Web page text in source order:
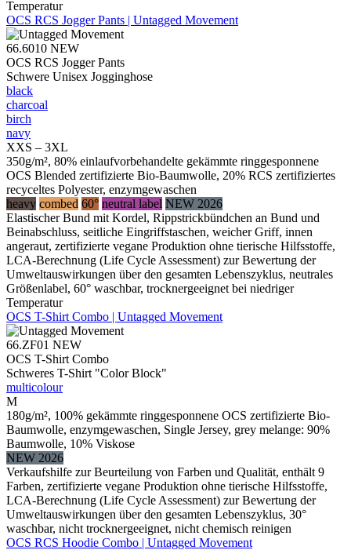
Temperatur
OCS RCS Jogger Pants | Untagged Movement
66.6010 NEW
OCS RCS Jogger Pants
Schwere Unisex Jogginghose
black
charcoal
birch
navy
XXS – 3XL
350g/m², 80% einlaufvorbehandelte gekämmte ringgesponnene
OCS Blended zertifizierte Bio-Baumwolle, 20% RCS zertifiziertes
recyceltes Polyester, enzymgewaschen
heavy combed 60° neutral label NEW 2026
Elastischer Bund mit Kordel, Rippstrickbündchen an Bund und
Beinabschluss, seitliche Eingriffstaschen, weicher Griff, innen
angeraut, zertifizierte vegane Produktion ohne tierische Hilfsstoffe,
LCA-Berechnung (Life Cycle Assessment) zur Bewertung der
Umweltauswirkungen über den gesamten Lebenszyklus, neutrales
Größenlabel, 60° waschbar, trocknergeeignet bei niedriger
Temperatur
OCS T-Shirt Combo | Untagged Movement
66.ZF01 NEW
OCS T-Shirt Combo
Schweres T-Shirt "Color Block"
multicolour
M
180g/m², 100% gekämmte ringgesponnene OCS zertifizierte Bio-
Baumwolle, enzymgewaschen, Single Jersey, grey melange: 90%
Baumwolle, 10% Viskose
NEW 2026
Verkaufshilfe zur Beurteilung von Farben und Qualität, enthält 9
Farben, zertifizierte vegane Produktion ohne tierische Hilfsstoffe,
LCA-Berechnung (Life Cycle Assessment) zur Bewertung der
Umweltauswirkungen über den gesamten Lebenszyklus, 30°
waschbar, nicht trocknergeeignet, nicht chemisch reinigen
OCS RCS Hoodie Combo | Untagged Movement